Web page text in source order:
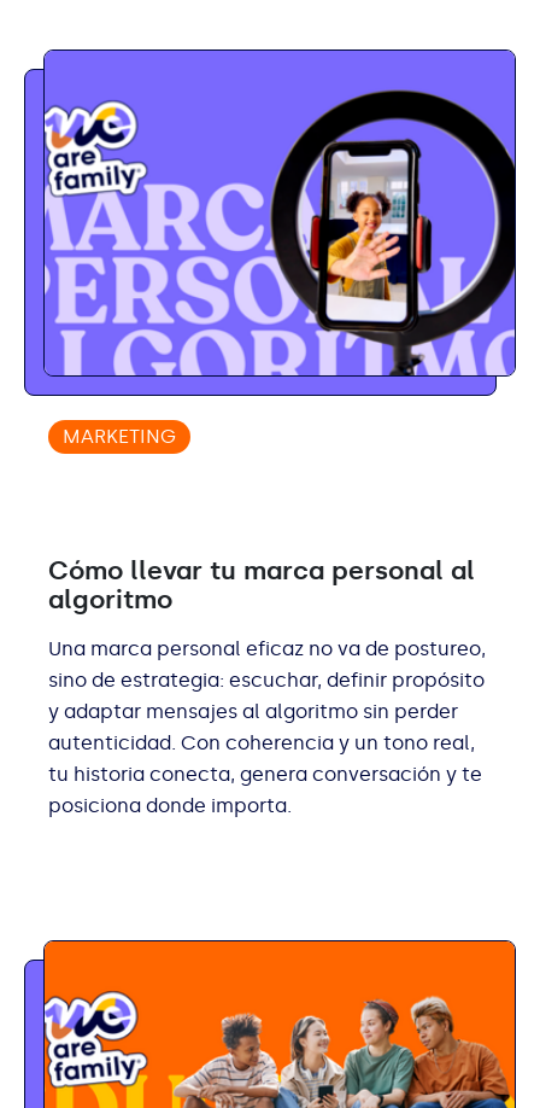
MARKETING
Cómo llevar tu marca personal al
algoritmo
Una marca personal eficaz no va de postureo,
sino de estrategia: escuchar, definir propósito
y adaptar mensajes al algoritmo sin perder
autenticidad. Con coherencia y un tono real,
tu historia conecta, genera conversación y te
posiciona donde importa.